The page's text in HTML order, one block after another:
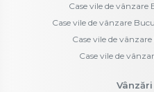
Case vile de
Case vile de vânzare
Case vile de
Case vile de